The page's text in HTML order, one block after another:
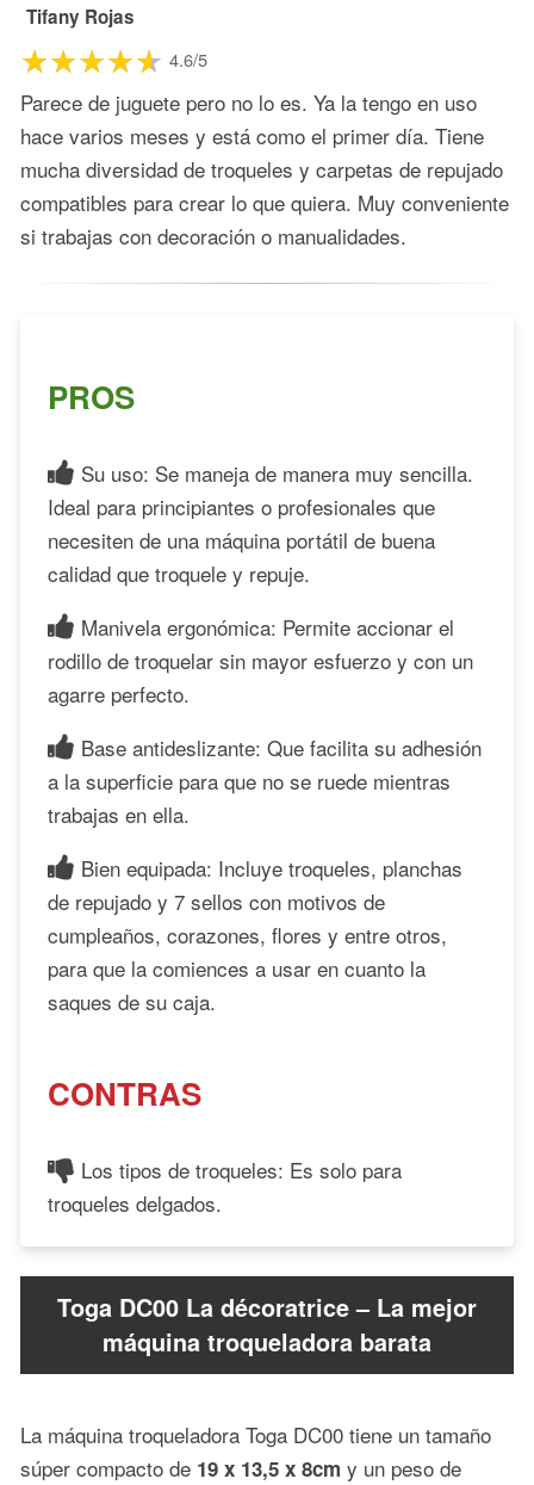
Tifany Rojas
4.6/5
Parece de juguete pero no lo es. Ya la tengo en uso
hace varios meses y está como el primer día. Tiene
mucha diversidad de troqueles y carpetas de repujado
compatibles para crear lo que quiera. Muy conveniente
si trabajas con decoración o manualidades.
PROS
Su uso: Se maneja de manera muy sencilla.
Ideal para principiantes o profesionales que
necesiten de una máquina portátil de buena
calidad que troquele y repuje.
Manivela ergonómica: Permite accionar el
rodillo de troquelar sin mayor esfuerzo y con un
agarre perfecto.
Base antideslizante: Que facilita su adhesión
a la superficie para que no se ruede mientras
trabajas en ella.
Bien equipada: Incluye troqueles, planchas
de repujado y 7 sellos con motivos de
cumpleaños, corazones, flores y entre otros,
para que la comiences a usar en cuanto la
saques de su caja.
CONTRAS
Los tipos de troqueles: Es solo para
troqueles delgados.
Toga DC00 La décoratrice – La mejor
máquina troqueladora barata
La máquina troqueladora Toga DC00 tiene un tamaño
súper compacto de 19 x 13,5 x 8cm y un peso de